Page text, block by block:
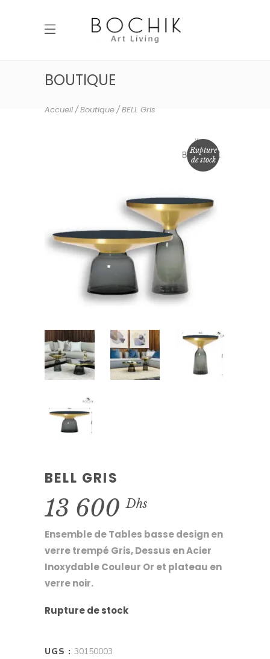
BOUTIQUE
Accueil Boutique BELL Gris
Rupture
de stock
BELL GRIS
13 600Dhs
Ensemble de Tables basse design en
verre trempé Gris, Dessus en Acier
Inoxydable Couleur Or et plateau en
verre noir.
Rupture de stock
UGS : 30150003